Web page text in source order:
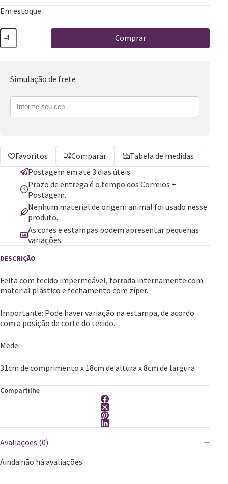
Em estoque
Comprar
Simulação de frete
Favoritos Comparar
Tabela de medidas
Postagem em até 3 dias úteis.
Prazo de entrega é o tempo dos Correios +
Postagem.
Nenhum material de origem animal foi usado nesse
produto.
As cores e estampas podem apresentar pequenas
variações.
Feita com tecido impermeável, forrada internamente com
material plástico e fechamento com zíper.
​Importante: Pode haver variação na estampa, de acordo
com a posição de corte do tecido.
Mede:
31cm de comprimento x 18cm de altura x 8cm de largura
Compartilhe
Avaliações (0)
Ainda não há avaliações